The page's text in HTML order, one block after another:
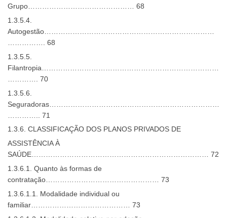
Grupo……………………………………… 68
1.3.5.4.
Autogestão………………………………………………………………
……………. 68
1.3.5.5.
Filantropia…………………………………………………………………
…………. 70
1.3.5.6.
Seguradoras………………………………………………………………
………….. 71
1.3.6. CLASSIFICAÇÃO DOS PLANOS PRIVADOS DE
ASSISTÊNCIA À
SAÚDE………………………………………………………………… 72
1.3.6.1. Quanto às formas de
contratação………………………………………… 73
1.3.6.1.1. Modalidade individual ou
familiar…………………………………… 73